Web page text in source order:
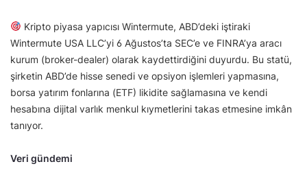
Kripto piyasa yapıcısı Wintermute, ABD’deki iştiraki
Wintermute USA LLC’yi 6 Ağustos’ta SEC’e ve FINRA’ya aracı
kurum (broker-dealer) olarak kaydettirdiğini duyurdu. Bu statü,
şirketin ABD’de hisse senedi ve opsiyon işlemleri yapmasına,
borsa yatırım fonlarına (ETF) likidite sağlamasına ve kendi
hesabına dijital varlık menkul kıymetlerini takas etmesine imkân
tanıyor.
Veri gündemi